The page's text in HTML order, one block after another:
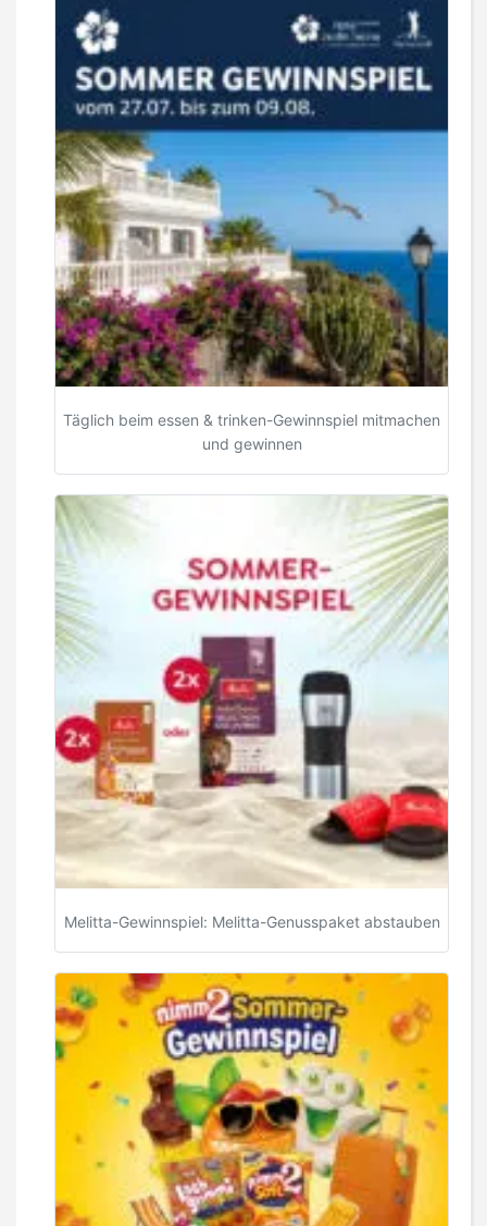
Täglich beim essen & trinken-Gewinnspiel mitmachen
und gewinnen
Melitta-Gewinnspiel: Melitta-Genusspaket abstauben